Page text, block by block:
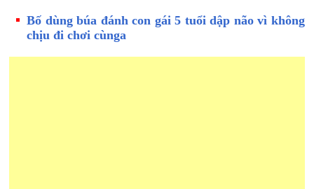
Bố dùng búa đánh con gái 5 tuổi dập não vì không
chịu đi chơi cùnga